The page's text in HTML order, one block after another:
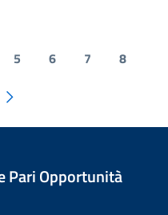
5 6 7 8
Pari Opportunità